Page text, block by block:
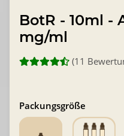
BotR - 10ml -
mg/ml
(11
Packungsgröße